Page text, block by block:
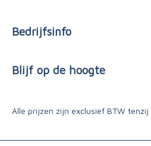
Bedrijfsinfo
Blijf op de hoogte
Alle prijzen zijn exclusief BTW tenzij